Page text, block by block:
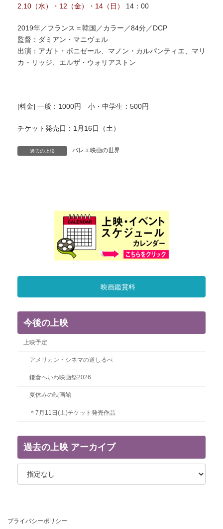
2.10（水）・12（金）・14（日）
14：00
2019年／フランス＝韓国／カラー／84分／DCP
監督：ダミアン・マニヴェル
出演：アガト・ボニゼール、マノン・カルパンティエ、マリ
カ・リッジ、エルザ・ウォリアストン
[料金] 一般：1000円 小・中学生：500円
チケット発売日：1月16日（土）
過去の上映 バレエ映画の世界
映画鑑賞料
今後の上映
上映予定
アメリカン・シネマの道しるべ
鎌倉へいわ映画祭2026
夏休みの映画館
＊7月11日(土)チケット発売作品
過去の上映 アーカイブ
プライバシーポリシー